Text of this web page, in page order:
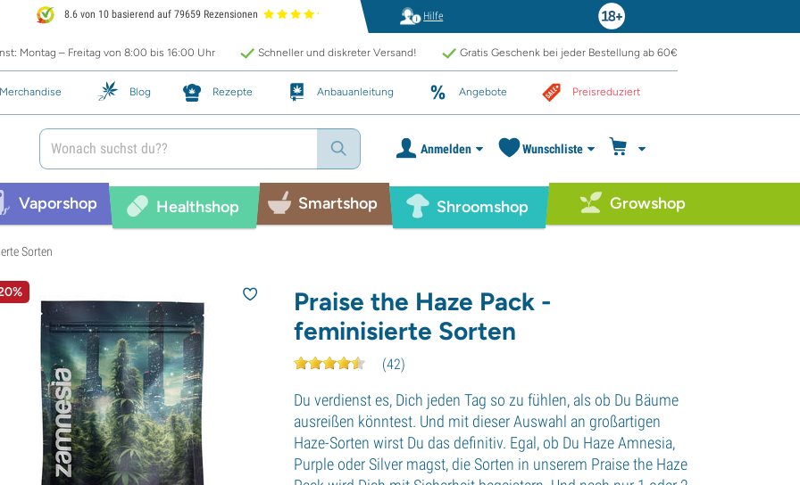
8.6 von 10 basierend auf 79659 Rezensionen Hilfe
Montag – Freitag von 8:00 bis 16:00 Uhr Schneller und diskreter Versand! Gratis Geschenk bei jeder Bestellung ab 60€
Merchandise Blog Rezepte Anbauanleitung Angebote Preisreduziert
Anmelden Wunschliste
Vaporshop Healthshop Smartshop Shroomshop Growshop
Sorten
Praise the Haze Pack -
feminisierte Sorten
(42)
Du verdienst es, Dich jeden Tag so zu fühlen, als ob Du Bäume
ausreißen könntest. Und mit dieser Auswahl an großartigen
Haze-Sorten wirst Du das definitiv. Egal, ob Du Haze Amnesia,
Purple oder Silver magst, die Sorten in unserem Praise the Haze